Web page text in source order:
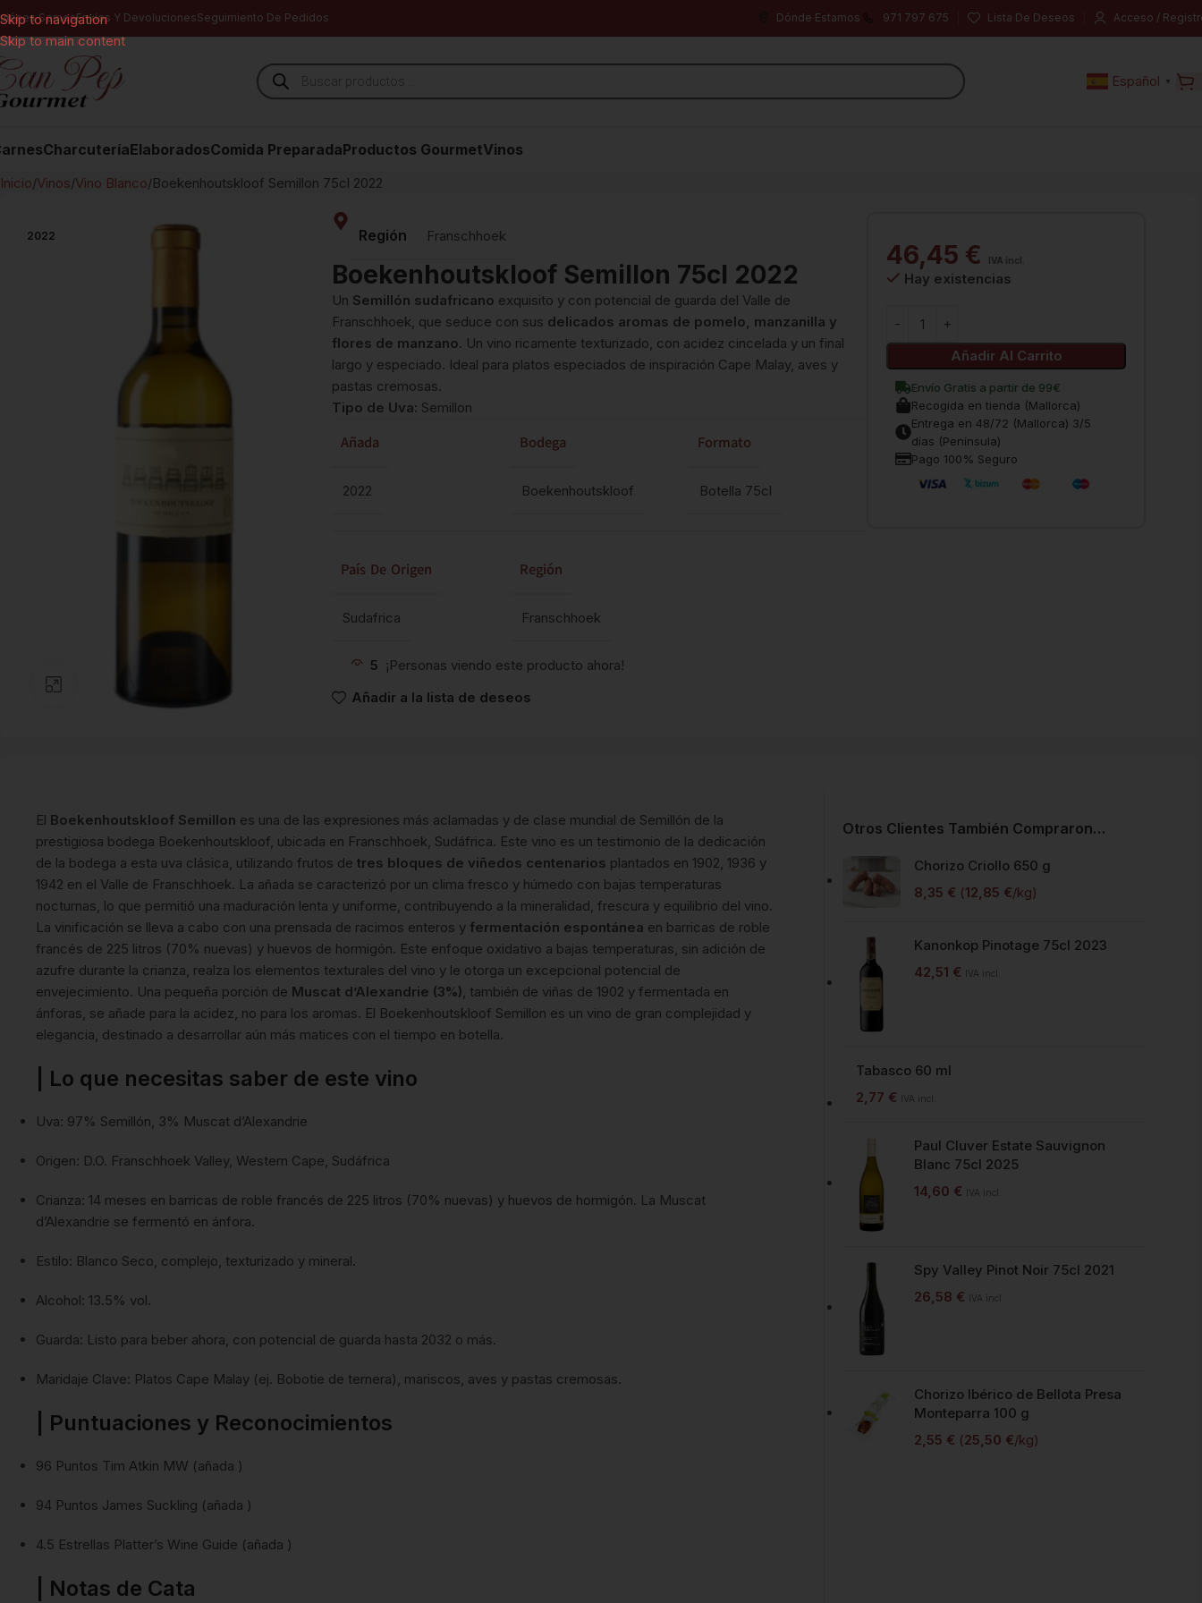
Skip to navigation
Skip to main content
SomosEnvíos Y DevolucionesSeguimiento De Pedidos Dónde Estamos 971 797 675 Lista De Deseos Acceso /
Español ▼
CharcuteríaElaboradosComida PreparadaProductos GourmetVinos
Inicio Vinos Vino Blanco Boekenhoutskloof Semillon 75cl 2022
2022 Región Franschhoek
Boekenhoutskloof Semillon 75cl 2022
Un Semillón sudafricano exquisito y con potencial de guarda del Valle de
Franschhoek, que seduce con sus delicados aromas de pomelo, manzanilla y
flores de manzano. Un vino ricamente texturizado, con acidez cincelada y un final
largo y especiado. Ideal para platos especiados de inspiración Cape Malay, aves y
pastas cremosas.
Tipo de Uva: Semillon
Añada
2022
Bodega
Boekenhoutskloof
Formato
Botella 75cl
País De Origen
Sudafrica
Región
Franschhoek
5 ¡Personas viendo este producto ahora!
Añadir a la lista de deseos
46,45 € IVA incl.
Hay existencias
Añadir Al Carrito
Envío Gratis a partir de 99€
Recogida en tienda (Mallorca)
Entrega en 48/72 (Mallorca) 3/5
días (Península)
Pago 100% Seguro
El Boekenhoutskloof Semillon es una de las expresiones más aclamadas y de clase mundial de Semillón de la
prestigiosa bodega Boekenhoutskloof, ubicada en Franschhoek, Sudáfrica. Este vino es un testimonio de la dedicación
de la bodega a esta uva clásica, utilizando frutos de tres bloques de viñedos centenarios plantados en 1902, 1936 y
1942 en el Valle de Franschhoek. La añada se caracterizó por un clima fresco y húmedo con bajas temperaturas
nocturnas, lo que permitió una maduración lenta y uniforme, contribuyendo a la mineralidad, frescura y equilibrio del vino.
La vinificación se lleva a cabo con una prensada de racimos enteros y fermentación espontánea en barricas de roble
francés de 225 litros (70% nuevas) y huevos de hormigón. Este enfoque oxidativo a bajas temperaturas, sin adición de
azufre durante la crianza, realza los elementos texturales del vino y le otorga un excepcional potencial de
envejecimiento. Una pequeña porción de Muscat d’Alexandrie (3%), también de viñas de 1902 y fermentada en
ánforas, se añade para la acidez, no para los aromas. El Boekenhoutskloof Semillon es un vino de gran complejidad y
elegancia, destinado a desarrollar aún más matices con el tiempo en botella.
| Lo que necesitas saber de este vino
Uva: 97% Semillón, 3% Muscat d’Alexandrie
Origen: D.O. Franschhoek Valley, Western Cape, Sudáfrica
Crianza: 14 meses en barricas de roble francés de 225 litros (70% nuevas) y huevos de hormigón. La Muscat
d’Alexandrie se fermentó en ánfora.
Estilo: Blanco Seco, complejo, texturizado y mineral.
Alcohol: 13.5% vol.
Guarda: Listo para beber ahora, con potencial de guarda hasta 2032 o más.
Maridaje Clave: Platos Cape Malay (ej. Bobotie de ternera), mariscos, aves y pastas cremosas.
| Puntuaciones y Reconocimientos
96 Puntos Tim Atkin MW (añada )
94 Puntos James Suckling (añada )
4.5 Estrellas Platter’s Wine Guide (añada )
| Notas de Cata
Otros Clientes También Compraron…
Chorizo Criollo 650 g
8,35 € (12,85 €/kg)
Kanonkop Pinotage 75cl 2023
42,51 € IVA incl.
Tabasco 60 ml
2,77 € IVA incl.
Paul Cluver Estate Sauvignon
Blanc 75cl 2025
14,60 € IVA incl.
Spy Valley Pinot Noir 75cl 2021
26,58 € IVA incl.
Chorizo Ibérico de Bellota Presa
Monteparra 100 g
2,55 € (25,50 €/kg)